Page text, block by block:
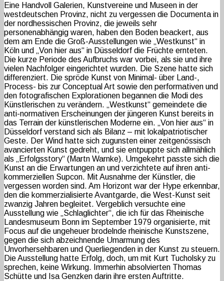
Eine Handvoll Galerien, Kunstvereine und Museen in der
westdeutschen Provinz, nicht zu vergessen die Documenta in
der nordhessischen Provinz, die jeweils sehr
personenabhängig waren, haben den Boden beackert, aus
dem am Ende die Groß-Ausstellungen wie „Westkunst“ in
Köln und „Von hier aus“ in Düsseldorf die Früchte ernteten.
Die kurze Periode des Aufbruchs war vorbei, als sie und ihre
vielen Nachfolger eingerichtet wurden. Die Szene hatte sich
differenziert. Die spröde Kunst von Minimal- über Land-,
Process- bis zur Conceptual Art sowie den performativen und
den fotografischen Explorationen begannen die Modi des
Künstlerischen zu verändern. „Westkunst“ gemeindete die
anti-normativen Erscheinungen der jüngeren Kunst bereits in
das Terrain der künstlerischen Moderne ein. „Von hier aus“ in
Düsseldorf verstand sich als Bilanz – mit lokalpatriotischer
Geste. Der Wind hatte sich zugunsten einer zeitgenössisch
avancierten Kunst gedreht, und sie entpuppte sich allmählich
als „Erfolgsstory“ (Martn Warnke). Umgekehrt passte sich die
Kunst an die Erwartungen an und verzichtete auf ihren anti-
kommerziellen Supcon. Mit Ausnahme der Künstler, die
vergessen worden sind. Am Horizont war der Hype erkennbar,
den die kommerzialisierte Avantgarde, die West-Kunst seit
zwanzig Jahren begleitet. Vergeblich versuchte eine
Ausstellung wie „Schlaglichter“, die ich für das Rheinische
Landesmuseum Bonn im September 1979 organisierte, mit
Focus auf die ungeheuer brodelnde rheinische Kunstszene,
gegen die sich abzeichnende Umarmung des
Unvorhersehbaren und Querliegenden in der Kunst zu steuern.
Die Ausstellung hatte Erfolg, doch, um mit Kurt Tucholsky zu
sprechen, keine Wirkung. Immerhin absolvierten Thomas
Schütte und Isa Genzken darin ihre ersten Auftritte.